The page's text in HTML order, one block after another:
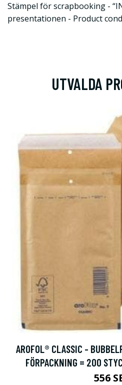
Stämpel för scrapbooking -
presentationen - Product
UTVALDA
AROFOL® CLASSIC -
FÖRPACKNING = 200
556